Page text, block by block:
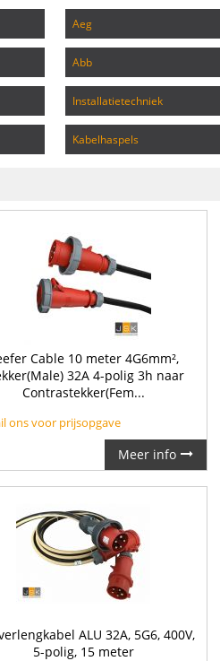
aeg
abb
installatietechniek
kabelhaspels
Cable 10 meter 4G6mm²,
32A 4-polig 3h naar
Contrastekker(Fem...
ons voor prijsopgave
Meer info
ALU 32A, 5G6, 400V,
5-polig, 15 meter